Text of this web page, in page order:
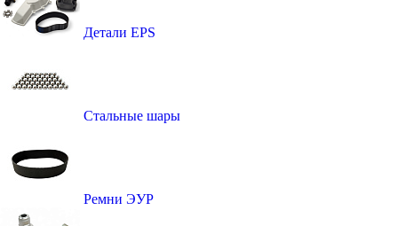
Детали EPS
Стальные шары
Ремни ЭУР